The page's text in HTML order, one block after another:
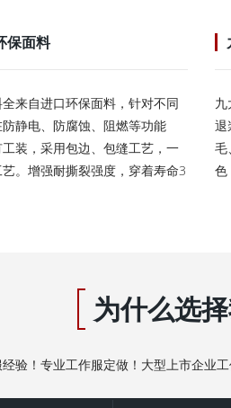
保面料
来自进口环保面料，针对不同
静电、防腐蚀、阻燃等功能
装，采用包边、包缝工艺，一
。增强耐撕裂强度，穿着寿命3
退
毛
色
为什么选
验！专业工作服定做！大型上市企业